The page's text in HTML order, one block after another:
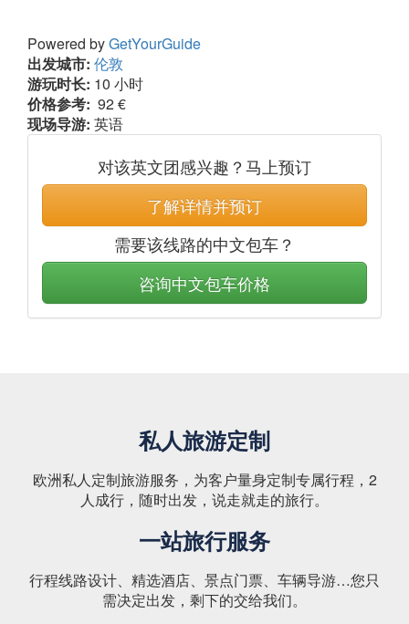
Powered byGetYourGuide
出发城市: 伦敦
游玩时长: 10 小时
价格参考: 92 €
现场导游: 英语
对该英文团感兴趣？马上预订
了解详情并预订
需要该线路的中文包车？
咨询中文包车价格
私人旅游定制
欧洲私人定制旅游服务，为客户量身定制专属行程，2
人成行，随时出发，说走就走的旅行。
一站旅行服务
行程线路设计、精选酒店、景点门票、车辆导游…您只
需决定出发，剩下的交给我们。